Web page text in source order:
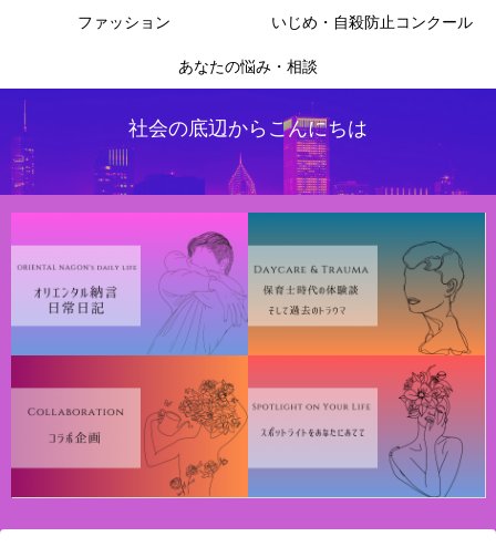
社会の底辺からこんにちは
ファッション いじめ・自殺防止コンクール
あなたの悩み・相談